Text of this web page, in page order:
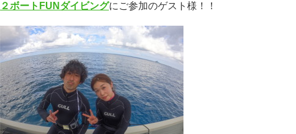
２ボートFUNダイビングにご参加のゲスト様！！